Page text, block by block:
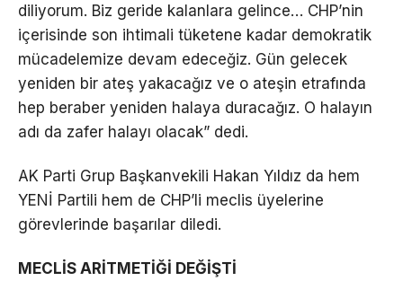
diliyorum. Biz geride kalanlara gelince… CHP’nin
içerisinde son ihtimali tüketene kadar demokratik
mücadelemize devam edeceğiz. Gün gelecek
yeniden bir ateş yakacağız ve o ateşin etrafında
hep beraber yeniden halaya duracağız. O halayın
adı da zafer halayı olacak” dedi.
AK Parti Grup Başkanvekili Hakan Yıldız da hem
YENİ Partili hem de CHP’li meclis üyelerine
görevlerinde başarılar diledi.
MECLİS ARİTMETİĞİ DEĞİŞTİ